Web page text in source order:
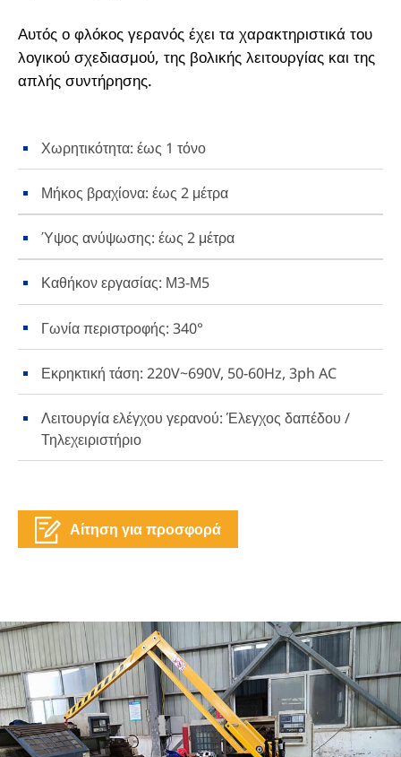
Αυτός ο φλόκος γερανός έχει τα χαρακτηριστικά του
λογικού σχεδιασμού, της βολικής λειτουργίας και της
απλής συντήρησης.
Χωρητικότητα: έως 1 τόνο
Μήκος βραχίονα: έως 2 μέτρα
Ύψος ανύψωσης: έως 2 μέτρα
Καθήκον εργασίας: Μ3-Μ5
Γωνία περιστροφής: 340°
Εκρηκτική τάση: 220V~690V, 50-60Hz, 3ph AC
Λειτουργία ελέγχου γερανού: Έλεγχος δαπέδου /
Τηλεχειριστήριο
Αίτηση για προσφορά